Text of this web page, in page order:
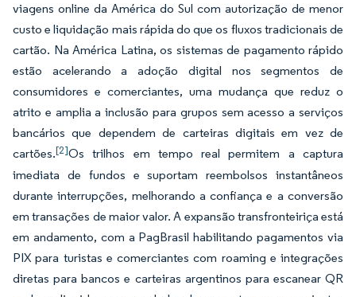
viagens online da América do Sul com autorização de menor
custo e liquidação mais rápida do que os fluxos tradicionais de
cartão. Na América Latina, os sistemas de pagamento rápido
estão acelerando a adoção digital nos segmentos de
consumidores e comerciantes, uma mudança que reduz o
atrito e amplia a inclusão para grupos sem acesso a serviços
bancários que dependem de carteiras digitais em vez de
cartões.[2]Os trilhos em tempo real permitem a captura
imediata de fundos e suportam reembolsos instantâneos
durante interrupções, melhorando a confiança e a conversão
em transações de maior valor. A expansão transfronteiriça está
em andamento, com a PagBrasil habilitando pagamentos via
PIX para turistas e comerciantes com roaming e integrações
diretas para bancos e carteiras argentinos para escanear QR